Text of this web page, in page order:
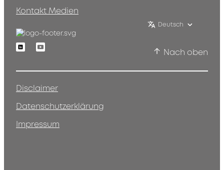
Kontakt Medien
Deutsch
LinkedinYoutube
Nach oben
Disclaimer
Datenschutzerklärung
Impressum